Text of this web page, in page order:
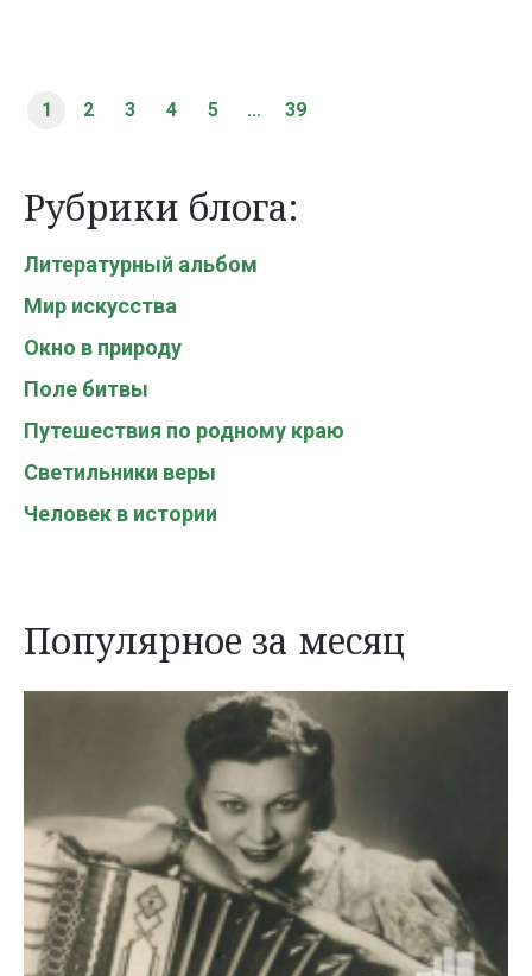
1 2 3 4 5 ... 39
Рубрики блога:
Литературный альбом
Мир искусства
Окно в природу
Поле битвы
Путешествия по родному краю
Светильники веры
Человек в истории
Популярное за месяц